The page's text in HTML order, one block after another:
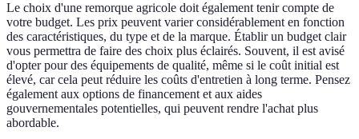
Le choix d'une remorque agricole doit également tenir compte de
votre budget. Les prix peuvent varier considérablement en fonction
des caractéristiques, du type et de la marque. Établir un budget clair
vous permettra de faire des choix plus éclairés. Souvent, il est avisé
d'opter pour des équipements de qualité, même si le coût initial est
élevé, car cela peut réduire les coûts d'entretien à long terme. Pensez
également aux options de financement et aux aides
gouvernementales potentielles, qui peuvent rendre l'achat plus
abordable.